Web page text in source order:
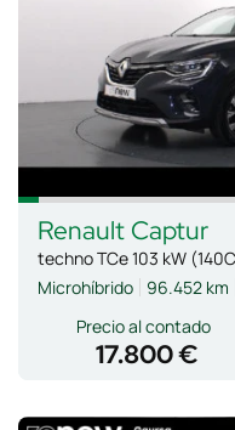
Renault Captur
techno TCe 103 kW
Microhíbrido
96.452 km
Precio al contado
17.800 €